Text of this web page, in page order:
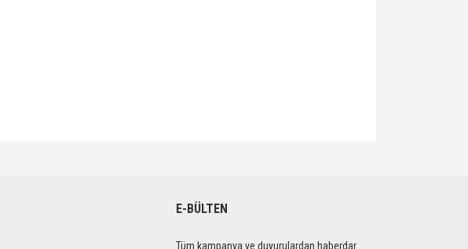
E-BÜLTEN
Tüm kampanya ve duyurulardan haberdar